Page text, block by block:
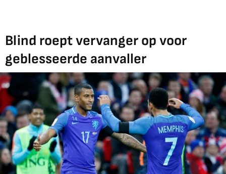
Blind roept vervanger op voor
geblesseerde aanvaller